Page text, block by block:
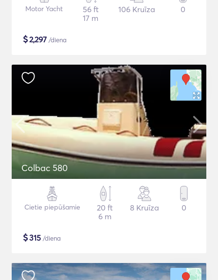
Motor Yacht
56 ft
17 m
106 Kruīza 0
$2,297 /diena
Colbac 580
Cietie piepūšamie
20 ft
6 m
8 Kruīza 0
$315 /diena